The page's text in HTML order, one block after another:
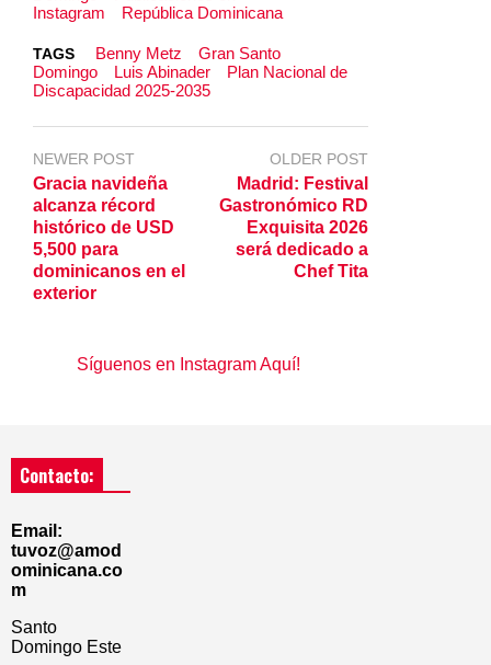
Instagram
República Dominicana
TAGS Benny Metz
Gran Santo
Domingo
Luis Abinader
Plan Nacional de
Discapacidad 2025-2035
NEWER POST
Gracia navideña
alcanza récord
histórico de USD
5,500 para
dominicanos en el
exterior
OLDER POST
Madrid: Festival
Gastronómico RD
Exquisita 2026
será dedicado a
Chef Tita
Síguenos en Instagram Aquí!
Contacto:
Email:
tuvoz@amod
ominicana.co
m
Santo
Domingo Este